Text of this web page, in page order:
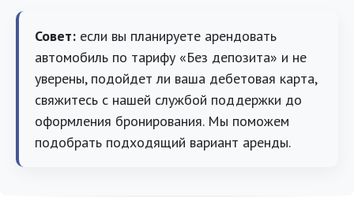
Совет: если вы планируете арендовать
автомобиль по тарифу «Без депозита» и не
уверены, подойдет ли ваша дебетовая карта,
свяжитесь с нашей службой поддержки до
оформления бронирования. Мы поможем
подобрать подходящий вариант аренды.